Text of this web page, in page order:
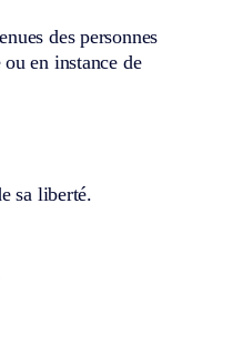
des personnes
en instance de
sa liberté.